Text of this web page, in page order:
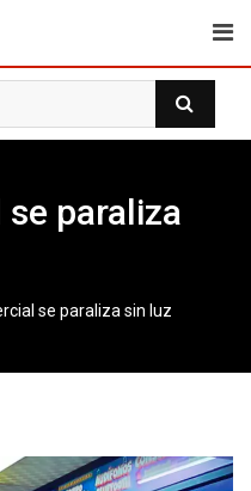
paraliza
se paraliza sin luz